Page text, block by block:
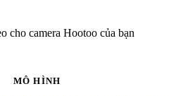
cho camera Hootoo của bạn
MÔ HÌNH